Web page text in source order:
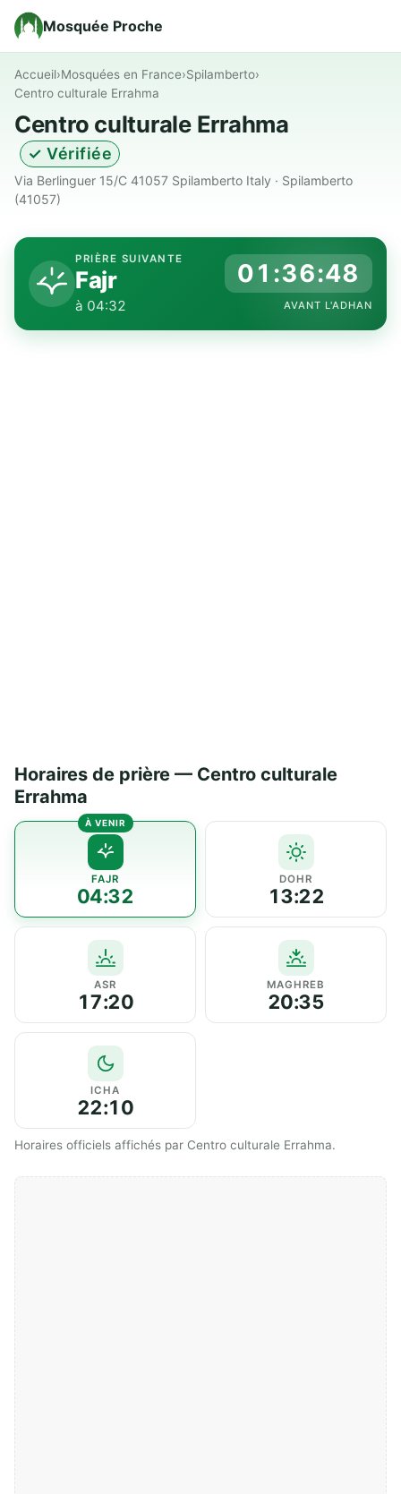
Mosquée Proche
Accueil›Mosquées en France›Spilamberto›
Centro culturale Errahma
Centro culturale Errahma
✓ Vérifiée
Via Berlinguer 15/c 41057 Spilamberto Italy · Spilamberto
(41057)
PRIÈRE SUIVANTE
Fajr
à 04:32
01:36:47
AVANT L'ADHAN
Horaires de prière — Centro culturale
Errahma
FAJR
04:32
DOHR
13:22
ASR
17:20
MAGHREB
20:35
ICHA
22:10
Horaires officiels affichés par Centro culturale Errahma.